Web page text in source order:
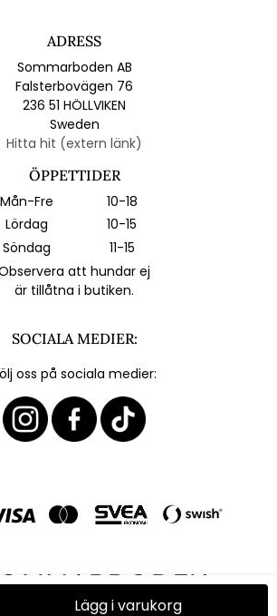
Lägg i varukorg
ADRESS
Sommarboden AB
Falsterbovägen 76
236 51 HÖLLVIKEN
Sweden
Hitta hit (extern länk)
ÖPPETTIDER
Mån-Fre
10-18
Lördag
10-15
Söndag
11-15
att hundar ej
är tillåtna i butiken.
SOCIALA MEDIER:
oss på sociala medier: